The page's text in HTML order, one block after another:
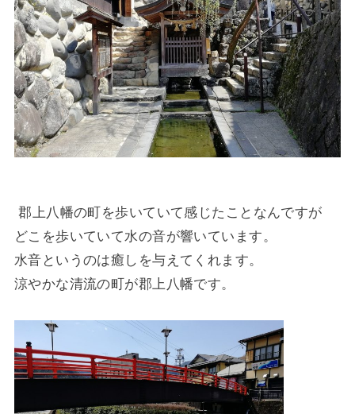
郡上八幡の町を歩いていて感じたことなんですが
どこを歩いていて水の音が響いています。
水音というのは癒しを与えてくれます。
涼やかな清流の町が郡上八幡です。